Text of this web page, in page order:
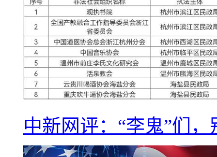
中新网评：“李鬼”们